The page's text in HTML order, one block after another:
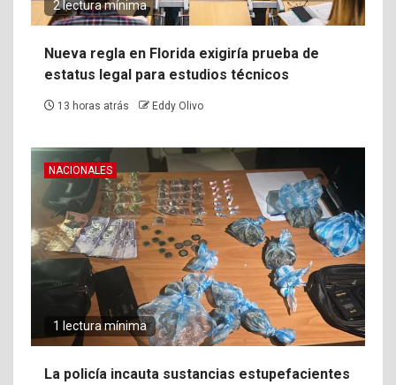
2 lectura mínima
Nueva regla en Florida exigiría prueba de
estatus legal para estudios técnicos
13 horas atrás Eddy Olivo
NACIONALES
1 lectura mínima
La policía incauta sustancias estupefacientes